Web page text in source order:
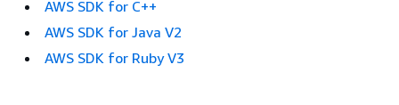
AWS SDK for C++
AWS SDK for Java V2
AWS SDK for Ruby V3